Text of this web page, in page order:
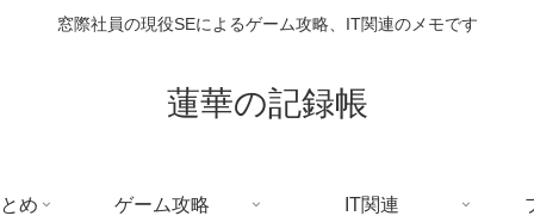
窓際社員の現役SEによるゲーム攻略、IT関連のメモです
蓮華の記録帳
め ゲーム攻略 IT関連